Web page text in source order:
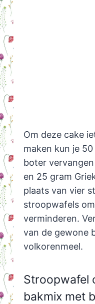
Om deze cake
maken kun je
boter
en 25 gram
plaats van vier
stroopwafels
verminderen.
van de gewone
volkorenmeel.
Stroopwafel
bakmix met